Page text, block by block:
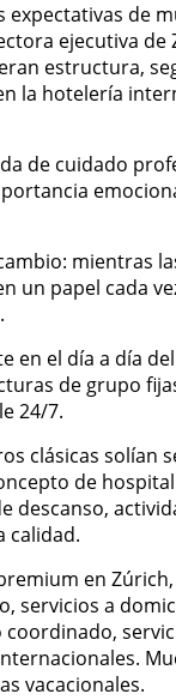
de
ejecutiva
estructura,
la hotelería
de cuidado
mientras
un papel cada
en el día a día
de grupo
24/7.
clásicas solían
de
descanso,
calidad.
en
servicios a
vacacionales.